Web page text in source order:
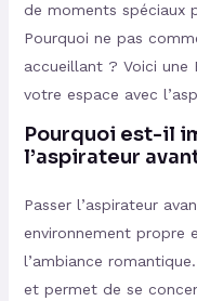
de moments spéciaux
Pourquoi ne pas
accueillant ? Voici une
votre espace avec
Pourquoi est-il
l’aspirateur
Passer l’aspirateur
environnement propre
l’ambiance
et permet de se